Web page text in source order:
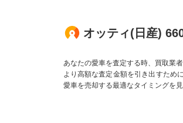
オッティ(日産)
あなたの愛車を査定する時、買取業
より高額な査定金額を引き出すため
愛車を売却する最適なタイミングを見